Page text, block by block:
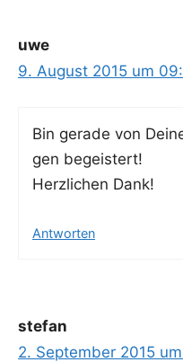
uwe
9. August 2015 um
Bin gera­de von
gen begeistert!
Herz­li­chen Dank!
Antworten
stefan
2. September 2015